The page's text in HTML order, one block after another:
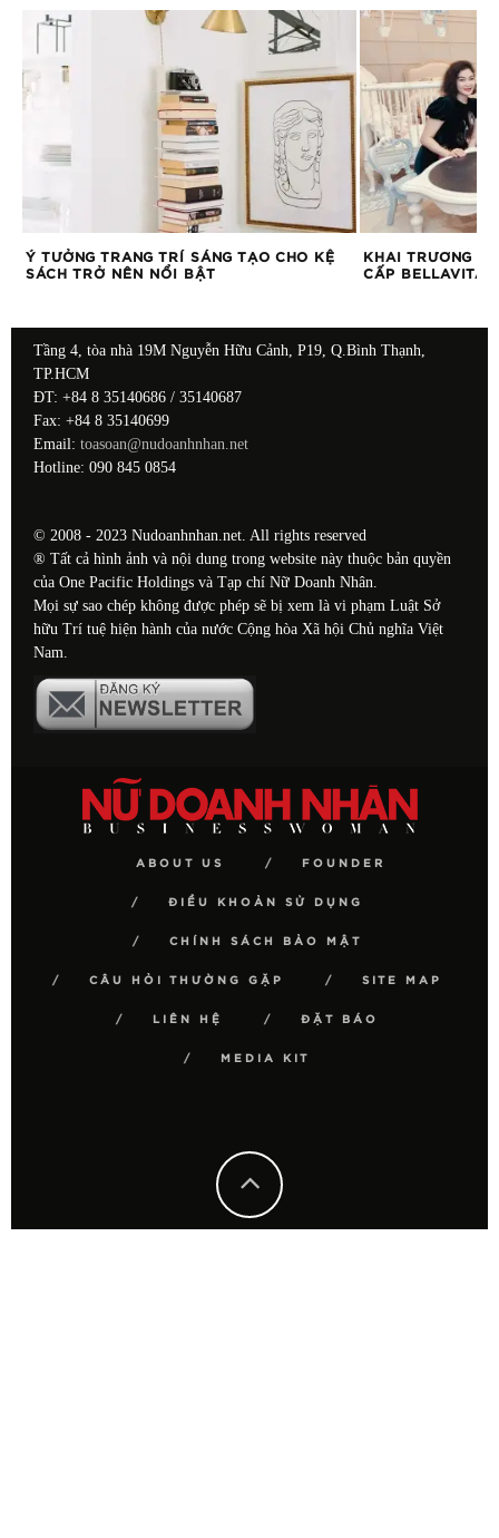
Ý TƯỞNG TRANG TRÍ SÁNG TẠO CHO KỆ
SÁCH TRỞ NÊN NỔI BẬT
KHAI TRƯƠNG
CẤP BELLAVITA
Tầng 4, tòa nhà 19M Nguyễn Hữu Cảnh, P19, Q.Bình Thạnh,
TP.HCM
ĐT: +84 8 35140686 / 35140687
Fax: +84 8 35140699
Email: toasoan@nudoanhnhan.net
Hotline: 090 845 0854
© 2008 - 2023 Nudoanhnhan.net. All rights reserved
® Tất cả hình ảnh và nội dung trong website này thuộc bản quyền
của One Pacific Holdings và Tạp chí Nữ Doanh Nhân.
Mọi sự sao chép không được phép sẽ bị xem là vi phạm Luật Sở
hữu Trí tuệ hiện hành của nước Cộng hòa Xã hội Chủ nghĩa Việt
Nam.
ABOUT US FOUNDER
ĐIỀU KHOẢN SỬ DỤNG
CHÍNH SÁCH BẢO MẬT
CÂU HỎI THƯỜNG GẶP SITE MAP
LIÊN HỆ ĐẶT BÁO
MEDIA KIT